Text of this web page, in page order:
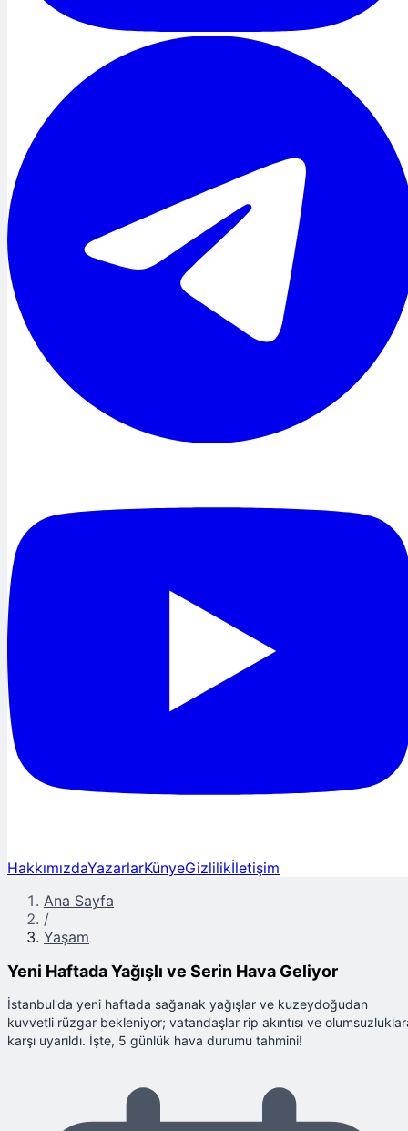
HakkımızdaYazarlarKünyeGizlilikİletişim
Ana Sayfa
/
Yaşam
Yeni Haftada Yağışlı ve Serin Hava Geliyor
İstanbul'da yeni haftada sağanak yağışlar ve kuzeydoğudan
kuvvetli rüzgar bekleniyor; vatandaşlar rip akıntısı ve
karşı uyarıldı. İşte, 5 günlük hava durumu tahmini!